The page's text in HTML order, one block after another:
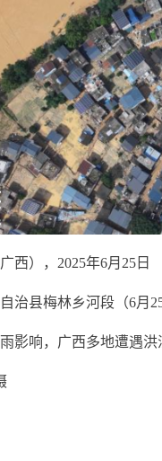
西），2025年6月25日
治县梅林乡河段（6月
影响，广西多地遭遇